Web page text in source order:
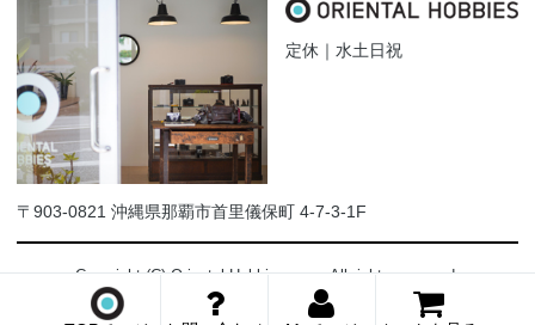
定休｜水土日祝
〒903-0821 沖縄県那覇市首里儀保町 4-7-3-1F
Copyright (C) Oriental-Hobbies.com. All rights reserved.